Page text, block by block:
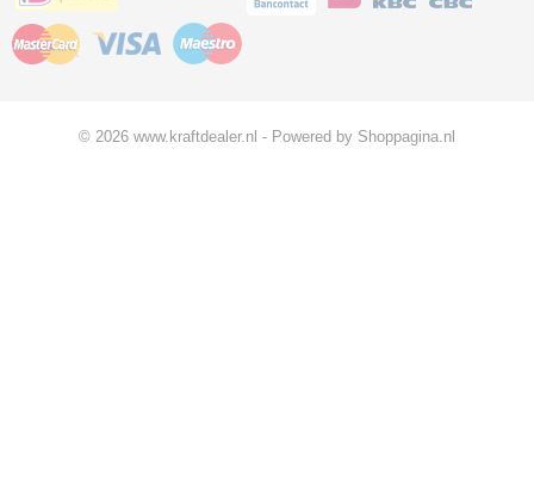
© 2026 www.kraftdealer.nl - Powered by Shoppagina.nl